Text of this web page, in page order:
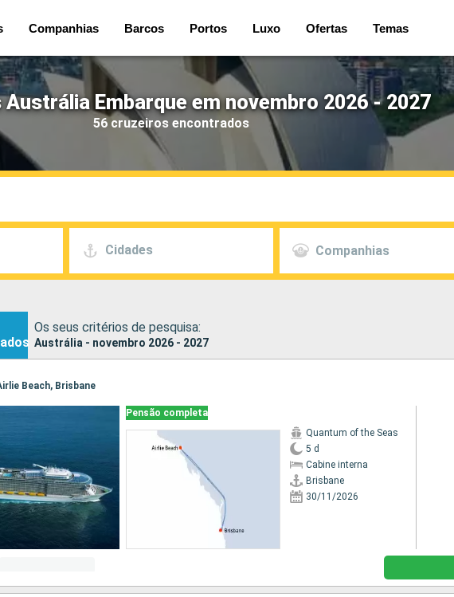
Companhias Barcos Portos Luxo Ofertas Temas
Embarque em novembro 2026 - 2027
56 cruzeiros encontrados
Cidades Companhias
Os seus critérios de pesquisa:
Austrália - novembro 2026 - 2027
Beach, Brisbane
Pensão completa
Quantum of the Seas
5 d
Cabine interna
Brisbane
30/11/2026